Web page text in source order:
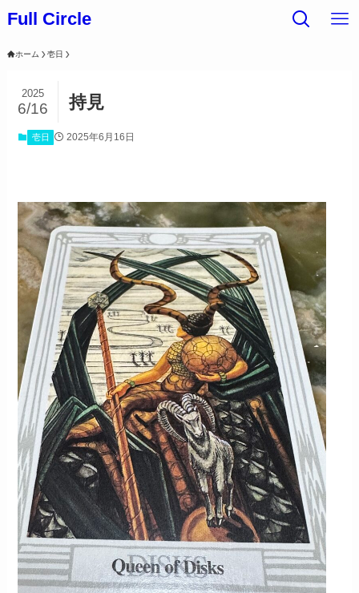
Full Circle
ホーム 壱日
持見
2025
6/16
壱日 2025年6月16日